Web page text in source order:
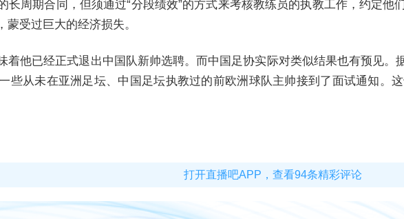
长周期合同，但须通过“分段绩效”的方式来考核教练员的执教工作，约定
受过巨大的经济损失。
着他已经正式退出中国队新帅选聘。而中国足协实际对类似结果也有预见。
些从未在亚洲足坛、中国足坛执教过的前欧洲球队主帅接到了面试通知。这
打开直播吧APP，查看94条精彩评论